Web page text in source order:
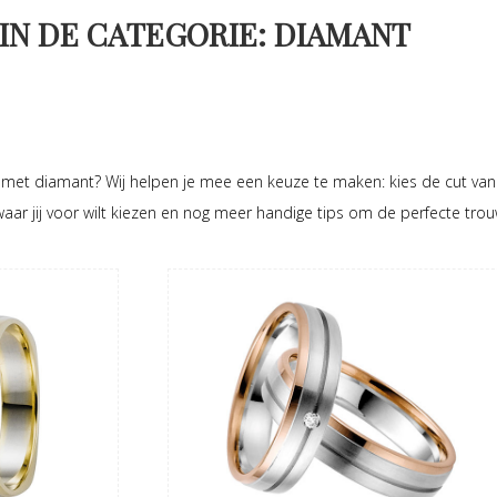
DE CATEGORIE: DIAMANT
diamant? Wij helpen je mee een keuze te maken: kies de cut
jij voor wilt kiezen en nog meer handige tips om de perfecte